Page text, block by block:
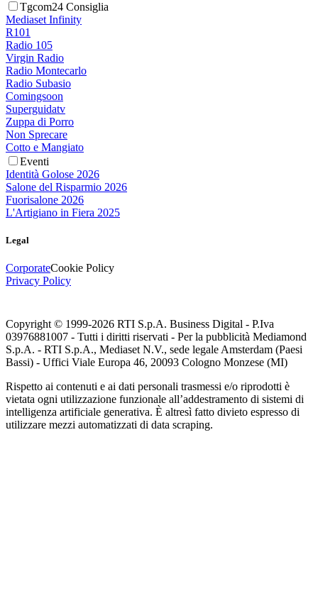
Tgcom24 Consiglia
Mediaset Infinity
R101
Radio 105
Virgin Radio
Radio Montecarlo
Radio Subasio
Comingsoon
Superguidatv
Zuppa di Porro
Non Sprecare
Cotto e Mangiato
Eventi
Identità Golose 2026
Salone del Risparmio 2026
Fuorisalone 2026
L'Artigiano in Fiera 2025
Legal
CorporateCookie Policy
Privacy Policy
Copyright © 1999-2026 RTI S.p.A. Business Digital - P.Iva
03976881007 - Tutti i diritti riservati - Per la pubblicità Mediamond
S.p.A. - RTI S.p.A., Mediaset N.V., sede legale Amsterdam (Paesi
Bassi) - Uffici Viale Europa 46, 20093 Cologno Monzese (MI)
Rispetto ai contenuti e ai dati personali trasmessi e/o riprodotti è
vietata ogni utilizzazione funzionale all’addestramento di sistemi di
intelligenza artificiale generativa. È altresì fatto divieto espresso di
utilizzare mezzi automatizzati di data scraping.